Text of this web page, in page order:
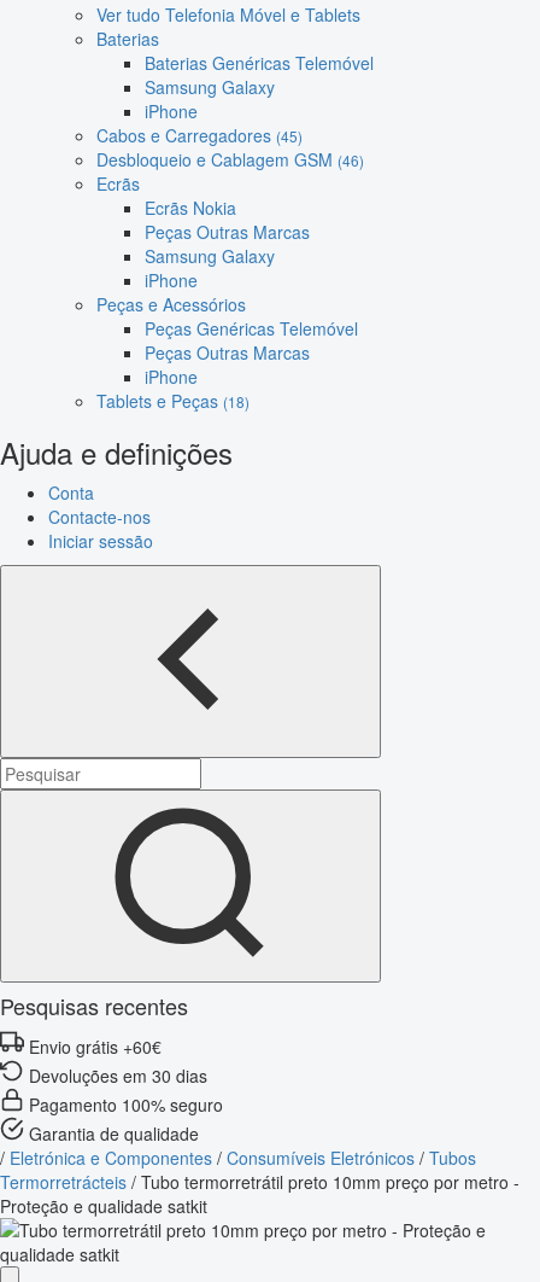
Ver tudo Telefonia Móvel e Tablets
Baterias
Baterias Genéricas Telemóvel
Samsung Galaxy
iPhone
Cabos e Carregadores (45)
Desbloqueio e Cablagem GSM (46)
Ecrãs
Ecrãs Nokia
Peças Outras Marcas
Samsung Galaxy
iPhone
Peças e Acessórios
Peças Genéricas Telemóvel
Peças Outras Marcas
iPhone
Tablets e Peças (18)
Ajuda e definições
Conta
Contacte-nos
Iniciar sessão
Pesquisas recentes
Envio grátis +60€
Devoluções em 30 dias
Pagamento 100% seguro
Garantia de qualidade
/ Eletrónica e Componentes / Consumíveis Eletrónicos / Tubos
Termorretrácteis / Tubo termorretrátil preto 10mm preço por metro -
Proteção e qualidade satkit